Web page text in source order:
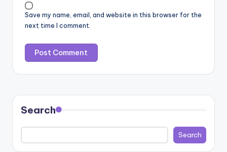
Save my name, email, and website in this browser for the
next time I comment.
Search
Search